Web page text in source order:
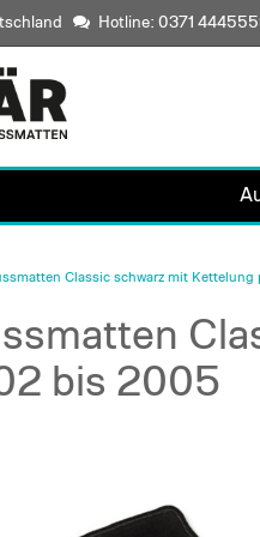
Hotline: 0371
Classic schwarz mit
bis 2005